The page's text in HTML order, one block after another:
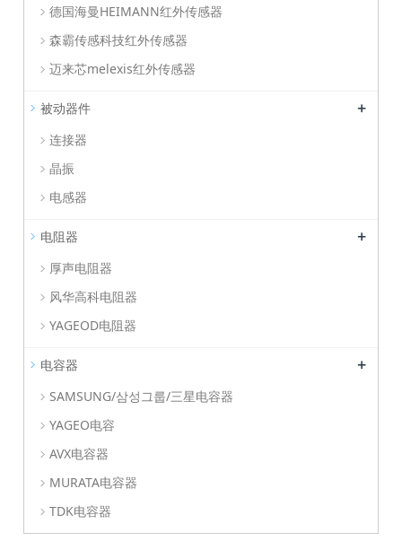
德国海曼HEIMANN红外传感器
森霸传感科技红外传感器
迈来芯melexis红外传感器
被动器件 +
连接器
晶振
电感器
电阻器 +
厚声电阻器
风华高科电阻器
YAGEOD电阻器
电容器 +
SAMSUNG/삼성그룹/三星电容器
YAGEO电容
AVX电容器
MURATA电容器
TDK电容器